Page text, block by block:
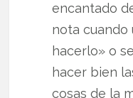
encantado
nota cuando
hacerlo» o
hacer bien
cosas de la